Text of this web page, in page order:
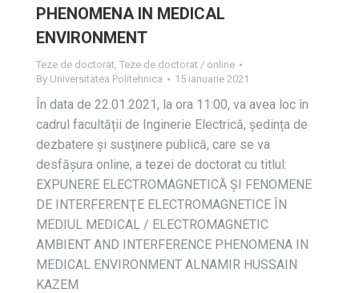
PHENOMENA IN MEDICAL
ENVIRONMENT
Teze de doctorat, Teze de doctorat / online
By Universitatea Politehnica 15 ianuarie 2021
În data de 22.01.2021, la ora 11:00, va avea loc în
cadrul facultății de Inginerie Electrică, ședința de
dezbatere și susţinere publică, care se va
desfășura online, a tezei de doctorat cu titlul:
EXPUNERE ELECTROMAGNETICĂ ŞI FENOMENE
DE INTERFERENŢE ELECTROMAGNETICE ÎN
MEDIUL MEDICAL / ELECTROMAGNETIC
AMBIENT AND INTERFERENCE PHENOMENA IN
MEDICAL ENVIRONMENT ALNAMIR HUSSAIN
KAZEM